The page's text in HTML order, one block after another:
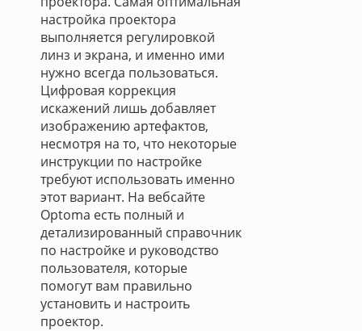
настройка проектора
выполняется регулировкой
линз и экрана, и именно ими
нужно всегда пользоваться.
Цифровая коррекция
искажений лишь добавляет
изображению артефактов,
несмотря на то, что некоторые
инструкции по настройке
требуют использовать именно
этот вариант. На вебсайте
Optoma есть полный и
детализированный справочник
по настройке и руководство
пользователя, которые
помогут вам правильно
установить и настроить
проектор.